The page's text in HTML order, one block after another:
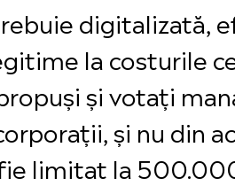
digitalizată,
la costurile
și votați
și nu din
limitat la